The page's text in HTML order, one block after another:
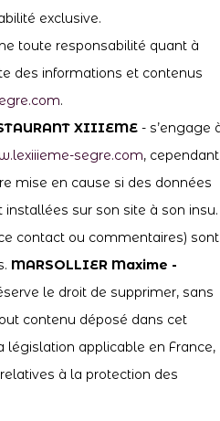
exclusive.
toute responsabilité quant à
des informations et contenus
.
XIIIEME- s’engage
segre.com, cependant
mise en cause si des données
sur son site à son insu.
contact ou commentaires) sont
MARSOLLIER Maxime -
le droit de supprimer, sans
contenu déposé dans cet
législation applicable en France,
à la protection des